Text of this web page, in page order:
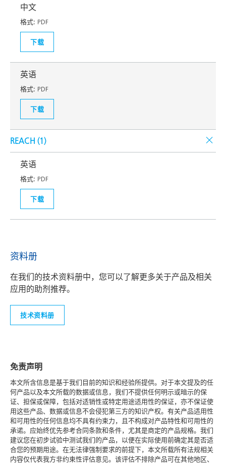
中文
格式: PDF
下载
英语
格式: PDF
下载
REACH (1)
英语
格式: PDF
下载
资料册
在我们的技术资料册中，您可以了解更多关于产品及相关
应用的助剂推荐。
技术资料册
免责声明
本文所含信息是基于我们目前的知识和经验所提供。对于本文提及的任
何产品以及本文所载的数据或信息，我们不提供任何明示或暗示的保
证、担保或保障，包括对适销性或特定用途适用性的保证，亦不保证使
用这些产品、数据或信息不会侵犯第三方的知识产权。有关产品适用性
和可用性的任何信息均不具有约束力，且不构成对产品特性和可用性的
承诺。应始终优先参考合同条款和条件，尤其是商定的产品规格。我们
建议您在初步试验中测试我们的产品，以便在实际使用前确定其是否适
合您的预期用途。在无法律强制要求的前提下，本文所载所有法规相关
内容仅代表我方非约束性评估意见。该评估不排除产品可在其他地区、